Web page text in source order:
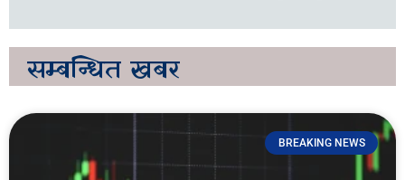
सम्बन्धित खबर
BREAKING NEWS